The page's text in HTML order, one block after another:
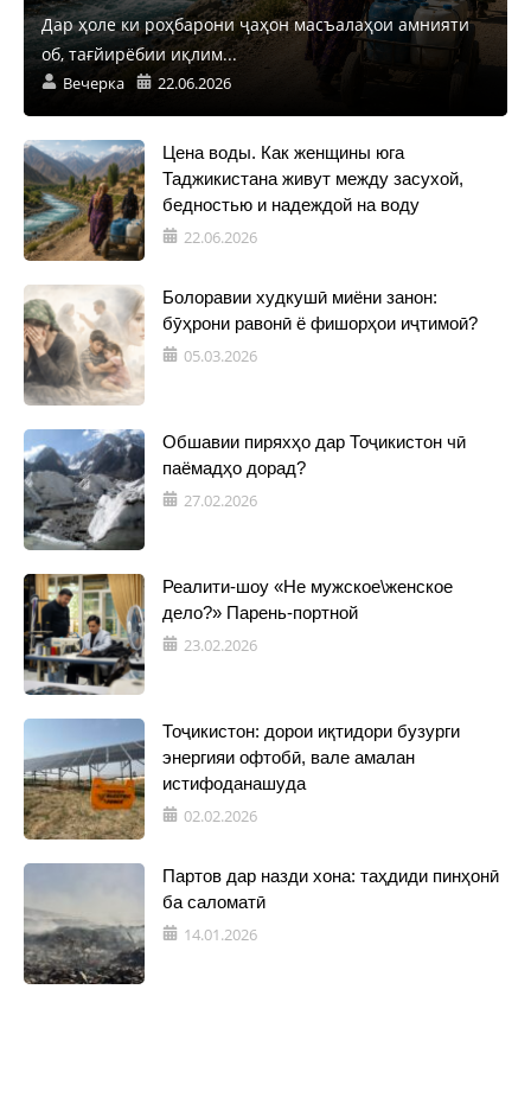
Дар ҳоле ки роҳбарони ҷаҳон масъалаҳои амнияти
об, тағйирёбии иқлим...
Вечерка 22.06.2026
Цена воды. Как женщины юга
Таджикистана живут между засухой,
бедностью и надеждой на воду
22.06.2026
Болоравии худкушӣ миёни занон:
бӯҳрони равонӣ ё фишорҳои иҷтимоӣ?
05.03.2026
Обшавии пиряхҳо дар Тоҷикистон чӣ
паёмадҳо дорад?
27.02.2026
Реалити-шоу «Не мужское\женское
дело?» Парень-портной
23.02.2026
Тоҷикистон: дорои иқтидори бузурги
энергияи офтобӣ, вале амалан
истифоданашуда
02.02.2026
Партов дар назди хона: таҳдиди пинҳонӣ
ба саломатӣ
14.01.2026